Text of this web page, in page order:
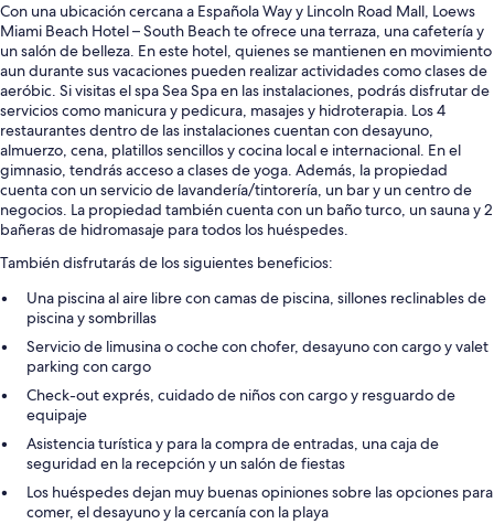
Con una ubicación cercana a Española Way y Lincoln Road Mall, Loews
Miami Beach Hotel – South Beach te ofrece una terraza, una cafetería y
un salón de belleza. En este hotel, quienes se mantienen en movimiento
aun durante sus vacaciones pueden realizar actividades como clases de
aeróbic. Si visitas el spa Sea Spa en las instalaciones, podrás disfrutar de
servicios como manicura y pedicura, masajes y hidroterapia. Los 4
restaurantes dentro de las instalaciones cuentan con desayuno,
almuerzo, cena, platillos sencillos y cocina local e internacional. En el
gimnasio, tendrás acceso a clases de yoga. Además, la propiedad
cuenta con un servicio de lavandería/tintorería, un bar y un centro de
negocios. La propiedad también cuenta con un baño turco, un sauna y 2
bañeras de hidromasaje para todos los huéspedes.
También disfrutarás de los siguientes beneficios:
Una piscina al aire libre con camas de piscina, sillones reclinables de
piscina y sombrillas
Servicio de limusina o coche con chofer, desayuno con cargo y valet
parking con cargo
Check-out exprés, cuidado de niños con cargo y resguardo de
equipaje
Asistencia turística y para la compra de entradas, una caja de
seguridad en la recepción y un salón de fiestas
Los huéspedes dejan muy buenas opiniones sobre las opciones para
comer, el desayuno y la cercanía con la playa